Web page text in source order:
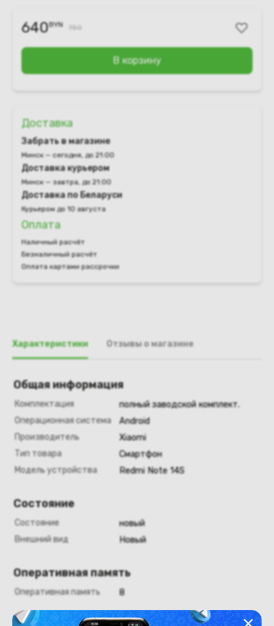
640BYN 750
В корзину
Доставка
Забрать в магазине
Минск — сегодня, до 21:00
Доставка курьером
Минск — завтра, до 21:00
Доставка по Беларуси
Курьером до 10 августа
Оплата
Наличный расчёт
Безналичный расчёт
Оплата картами рассрочки
Характеристики Отзывы о магазине
Общая информация
Комплектация
полный заводской комплект.
Операционная система
Android
Производитель
Xiaomi
Тип товара
Смартфон
Модель устройства
Redmi Note 14S
Состояние
Состояние
новый
Внешний вид
Новый
Оперативная память
Оперативная память 8